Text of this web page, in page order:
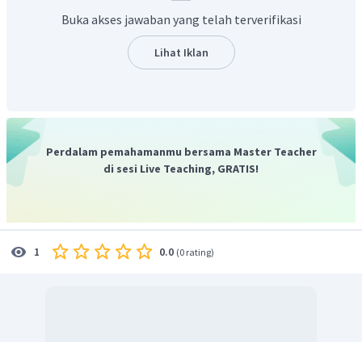
(penerima)
Jadi, jawaban yang benar adalah It is a greeting card.
Buka akses jawaban yang telah terverifikasi
Lihat Iklan
Perdalam pemahamanmu bersama Master Teacher
di sesi Live Teaching, GRATIS!
1 0.0 (0 rating)